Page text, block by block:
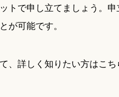
トで申し立てましょう。
が可能です。
、詳しく知りたい方はこ